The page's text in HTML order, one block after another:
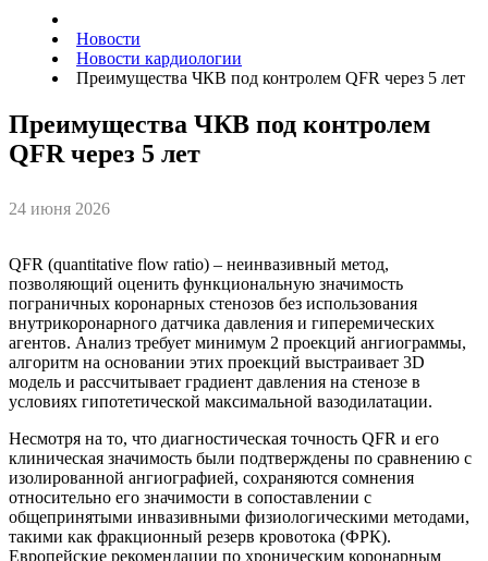
Новости
Новости кардиологии
Преимущества ЧКВ под контролем QFR через 5 лет
Преимущества ЧКВ под контролем
QFR через 5 лет
24 июня 2026
QFR (quantitative flow ratio) – неинвазивный метод,
позволяющий оценить функциональную значимость
пограничных коронарных стенозов без использования
внутрикоронарного датчика давления и гиперемических
агентов. Анализ требует минимум 2 проекций ангиограммы,
алгоритм на основании этих проекций выстраивает 3D
модель и рассчитывает градиент давления на стенозе в
условиях гипотетической максимальной вазодилатации.
Несмотря на то, что диагностическая точность QFR и его
клиническая значимость были подтверждены по сравнению с
изолированной ангиографией, сохраняются сомнения
относительно его значимости в сопоставлении с
общепринятыми инвазивными физиологическими методами,
такими как фракционный резерв кровотока (ФРК).
Европейские рекомендации по хроническим коронарным